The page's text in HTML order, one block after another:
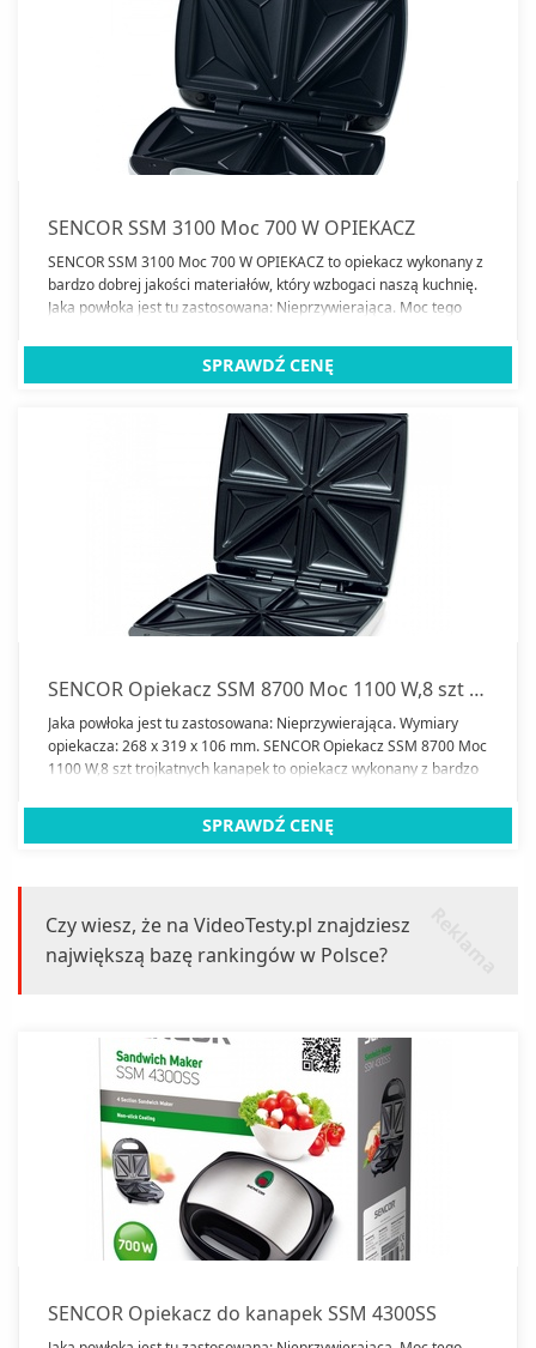
SENCOR SSM 3100 Moc 700 W OPIEKACZ
SENCOR SSM 3100 Moc 700 W OPIEKACZ to opiekacz wykonany z
bardzo dobrej jakości materiałów, który wzbogaci naszą kuchnię.
Jaka powłoka jest tu zastosowana: Nieprzywierająca. Moc tego
SPRAWDŹ CENĘ
SENCOR Opiekacz SSM 8700 Moc 1100 W,8 szt trojkatnych kanapek
Jaka powłoka jest tu zastosowana: Nieprzywierająca. Wymiary
opiekacza: 268 x 319 x 106 mm. SENCOR Opiekacz SSM 8700 Moc
1100 W,8 szt trojkatnych kanapek to opiekacz wykonany z bardzo
tego sprzętu wynosi dokładnie 1100.
SPRAWDŹ CENĘ
Czy wiesz, że na VideoTesty.pl znajdziesz
największą bazę rankingów w Polsce?
SENCOR Opiekacz do kanapek SSM 4300SS